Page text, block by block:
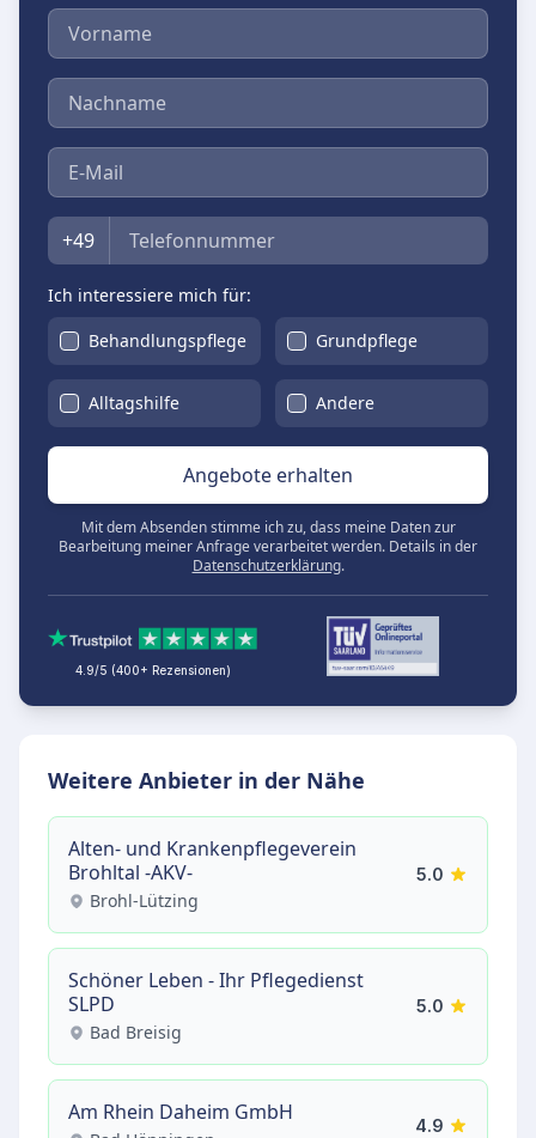
Vorname
Nachname
E-Mail
Telefon
+49
Ich interessiere mich für:
Behandlungspflege
Grundpflege
Alltagshilfe Andere
Angebote erhalten
Mit dem Absenden stimme ich zu, dass meine Daten zur
Bearbeitung meiner Anfrage verarbeitet werden. Details in der
Datenschutzerklärung.
4.9/5 (400+ Rezensionen)
Weitere Anbieter in der Nähe
Alten- und Krankenpflegeverein
Brohltal -AKV-
Brohl-Lützing
5.0
Schöner Leben - Ihr Pflegedienst
SLPD
Bad Breisig
5.0
Am Rhein Daheim GmbH
4.9